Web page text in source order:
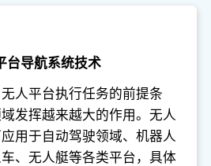
台导航系统技术
人平台执行任务的前提条
发挥越来越大的作用。无人
用于自动驾驶领域、机器人
、无人艇等各类平台，具体